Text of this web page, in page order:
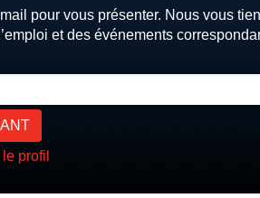
pour vous présenter. Nous vous
et des événements
profil